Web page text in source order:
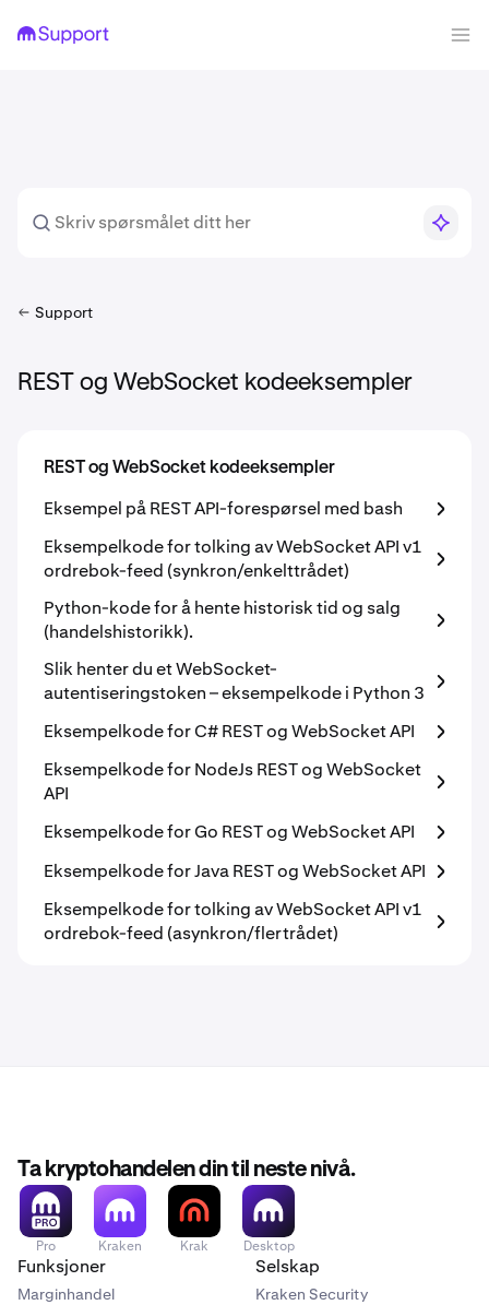
Support
REST og WebSocket kodeeksempler
REST og WebSocket kodeeksempler
Eksempel på REST API-forespørsel med bash
Eksempelkode for tolking av WebSocket API v1
ordrebok-feed (synkron/enkelttrådet)
Python-kode for å hente historisk tid og salg
(handelshistorikk).
Slik henter du et WebSocket-
autentiseringstoken – eksempelkode i Python 3
Eksempelkode for C# REST og WebSocket API
Eksempelkode for NodeJs REST og WebSocket
API
Eksempelkode for Go REST og WebSocket API
Eksempelkode for Java REST og WebSocket API
Eksempelkode for tolking av WebSocket API v1
ordrebok-feed (asynkron/flertrådet)
Ta kryptohandelen din til neste nivå.
Pro Kraken Krak Desktop
Funksjoner
Marginhandel
Selskap
Kraken Security